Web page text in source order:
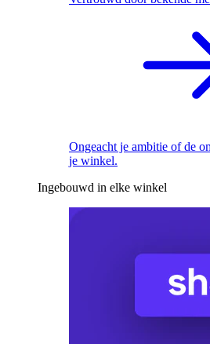
Ongeacht je ambitie of de
je winkel.
Ingebouwd in elke winkel